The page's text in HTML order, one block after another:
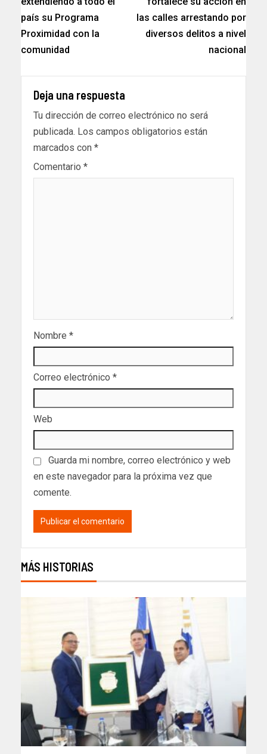
país su Programa
Proximidad con la
comunidad
las calles arrestando por
diversos delitos a nivel
nacional
Deja una respuesta
Tu dirección de correo electrónico no será
publicada. Los campos obligatorios están
marcados con *
Comentario *
Nombre *
Correo electrónico *
Web
Guarda mi nombre, correo electrónico y web
en este navegador para la próxima vez que
comente.
MÁS HISTORIAS